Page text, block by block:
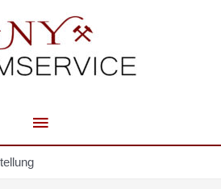
Hauptmenü